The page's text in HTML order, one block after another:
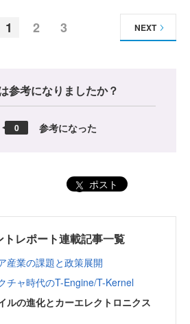
1 2 3 NEXT
参考になりましたか？
0 参考になった
ポスト
レポート連載記事一覧
産業の課題と政策展開
チャ時代のT-Engine/T-Kernel
ルの進化とカーエレクトロニクス